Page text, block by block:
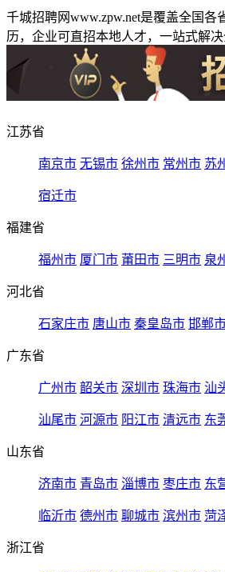
千城招聘网www.zpw.net是覆盖全国
历，企业可直招本地人才，一站式解
江苏省
南京市 无锡市 徐州市 常州市 苏
宿迁市
福建省
福州市 厦门市 莆田市 三明市 泉
河北省
石家庄市 唐山市 秦皇岛市 邯郸
广东省
广州市 韶关市 深圳市 珠海市 汕
汕尾市 河源市 阳江市 清远市 东
山东省
济南市 青岛市 淄博市 枣庄市 东
临沂市 德州市 聊城市 滨州市 菏
浙江省